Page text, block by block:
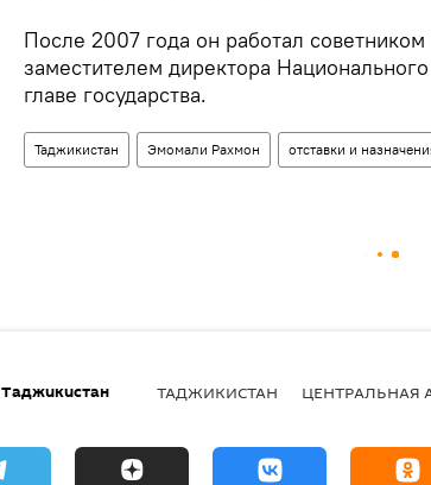
После 2007 года он работал
заместителем директора
главе государства.
Таджикистан Эмомали Рахмон отставки и
Таджикистан ТАДЖИКИСТАН ЦЕНТРАЛЬНАЯ